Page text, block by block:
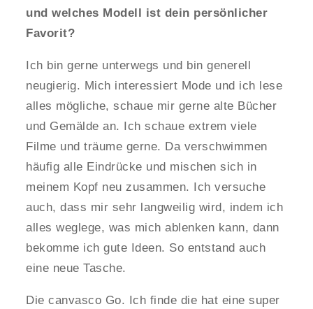
und welches Modell ist dein persönlicher
Favorit?
Ich bin gerne unterwegs und bin generell
neugierig. Mich interessiert Mode und ich lese
alles mögliche, schaue mir gerne alte Bücher
und Gemälde an. Ich schaue extrem viele
Filme und träume gerne. Da verschwimmen
häufig alle Eindrücke und mischen sich in
meinem Kopf neu zusammen. Ich versuche
auch, dass mir sehr langweilig wird, indem ich
alles weglege, was mich ablenken kann, dann
bekomme ich gute Ideen. So entstand auch
eine neue Tasche.
Die canvasco Go. Ich finde die hat eine super